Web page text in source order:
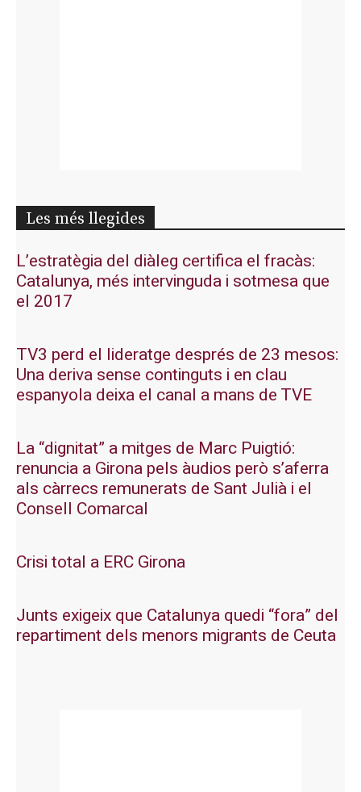
Les més llegides
L’estratègia del diàleg certifica el fracàs:
Catalunya, més intervinguda i sotmesa que
el 2017
TV3 perd el lideratge després de 23 mesos:
Una deriva sense continguts i en clau
espanyola deixa el canal a mans de TVE
La “dignitat” a mitges de Marc Puigtió:
renuncia a Girona pels àudios però s’aferra
als càrrecs remunerats de Sant Julià i el
Consell Comarcal
Crisi total a ERC Girona
Junts exigeix que Catalunya quedi “fora” del
repartiment dels menors migrants de Ceuta